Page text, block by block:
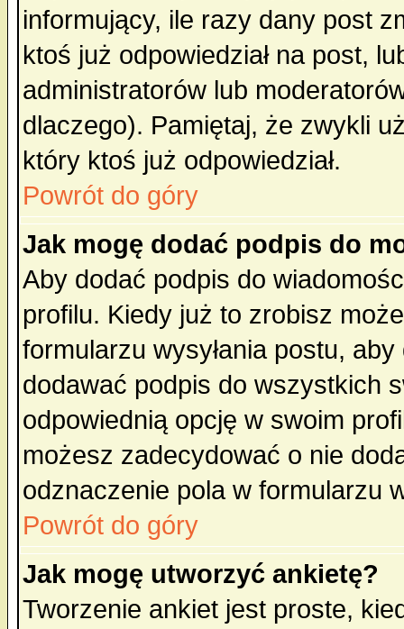
informujący, ile razy dany post
ktoś już odpowiedział na post,
administratorów lub
dlaczego). Pamiętaj, że zwykli
który ktoś już odpowiedział.
Powrót do góry
Jak mogę dodać podpis do
Aby dodać podpis do
profilu. Kiedy już to zrobisz
formularzu wysyłania postu,
dodawać podpis do wszystkich
odpowiednią opcję w swoim
możesz zadecydować o nie
odznaczenie pola w formularzu
Powrót do góry
Jak mogę utworzyć ankietę?
Tworzenie ankiet jest proste,